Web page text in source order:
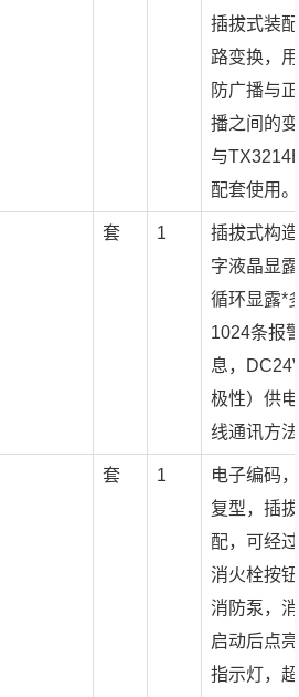
插拔式装
路变换，
防广播与
播之间的
与
配套使用。
套 1
插拔式构
字液晶显
循环显露*
1024条报
息，
极性）供
线通讯方
套 1
电子编码
复型，插
配，可经
消火栓按
消防泵，
启动后点
指示灯，